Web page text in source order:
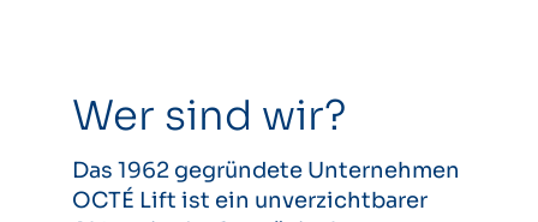
Wer sind wir?
Das 1962 gegründete Unternehmen
OCTÉ Lift ist ein unverzichtbarer